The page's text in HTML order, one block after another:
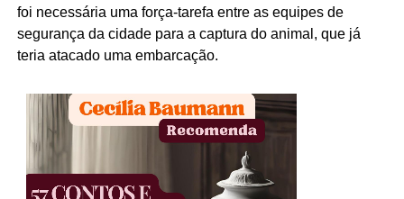
foi necessária uma força-tarefa entre as equipes de
segurança da cidade para a captura do animal, que já
teria atacado uma embarcação.